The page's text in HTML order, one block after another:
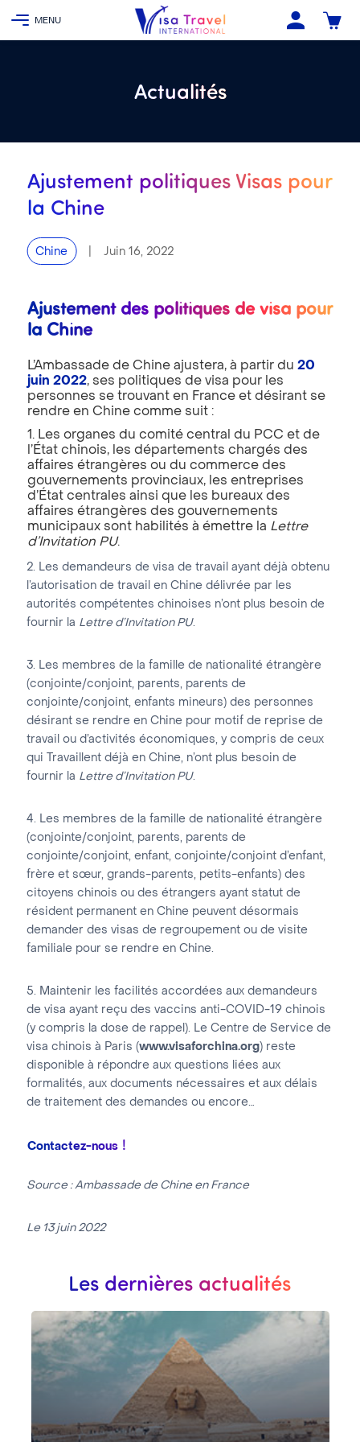
Actualités
Ajustement politiques Visas pour
la Chine
Juin 16, 2022
Chine
Ajustement des politiques de visa pour
la Chine
L’Ambassade de Chine ajustera, à partir du 20
juin 2022, ses politiques de visa pour les
personnes se trouvant en France et désirant se
rendre en Chine comme suit :
1. Les organes du comité central du PCC et de
l’État chinois, les départements chargés des
affaires étrangères ou du commerce des
gouvernements provinciaux, les entreprises
d’État centrales ainsi que les bureaux des
affaires étrangères des gouvernements
municipaux sont habilités à émettre la Lettre
d’Invitation PU.
2. Les demandeurs de visa de travail ayant déjà obtenu
l’autorisation de travail en Chine délivrée par les
autorités compétentes chinoises n’ont plus besoin de
fournir la Lettre d’Invitation PU.
3. Les membres de la famille de nationalité étrangère
(conjointe/conjoint, parents, parents de
conjointe/conjoint, enfants mineurs) des personnes
désirant se rendre en Chine pour motif de reprise de
travail ou d’activités économiques, y compris de ceux
qui Travaillent déjà en Chine, n’ont plus besoin de
fournir la Lettre d’Invitation PU.
4. Les membres de la famille de nationalité étrangère
(conjointe/conjoint, parents, parents de
conjointe/conjoint, enfant, conjointe/conjoint d’enfant,
frère et sœur, grands-parents, petits-enfants) des
citoyens chinois ou des étrangers ayant statut de
résident permanent en Chine peuvent désormais
demander des visas de regroupement ou de visite
familiale pour se rendre en Chine.
5. Maintenir les facilités accordées aux demandeurs
de visa ayant reçu des vaccins anti-COVID-19 chinois
(y compris la dose de rappel). Le Centre de Service de
visa chinois à Paris (www.visaforchina.org) reste
disponible à répondre aux questions liées aux
formalités, aux documents nécessaires et aux délais
de traitement des demandes ou encore…
Contactez-nous!
Source : Ambassade de Chine en France
Le 13 juin 2022
Les dernières actualités